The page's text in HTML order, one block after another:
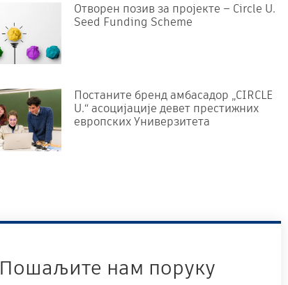
Отворен позив за пројекте – Circle U.
Seed Funding Scheme
Постаните бренд амбасадор „CIRCLE
U.“ асоцијације девет престижних
европских Универзитета
Пошаљите нам поруку